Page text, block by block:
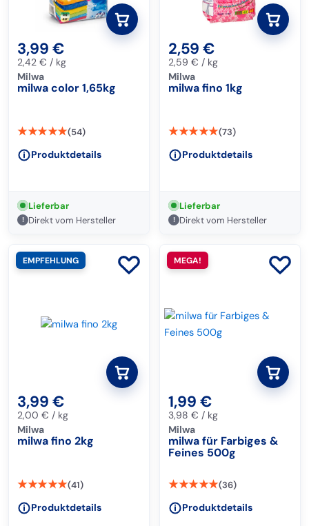
0
3,99 €
2,42 € / kg
Milwa
milwa color 1,65kg
★★★★★(54)
Produktdetails
Lieferbar
! Direkt vom Hersteller
0
2,59 €
2,59 € / kg
Milwa
milwa fino 1kg
★★★★★(73)
Produktdetails
Lieferbar
! Direkt vom Hersteller
EMPFEHLUNG
0
3,99 €
2,00 € / kg
Milwa
milwa fino 2kg
★★★★★(41)
Produktdetails
MEGA!
0
1,99 €
3,98 € / kg
Milwa
milwa für Farbiges &
Feines 500g
★★★★★(36)
Produktdetails